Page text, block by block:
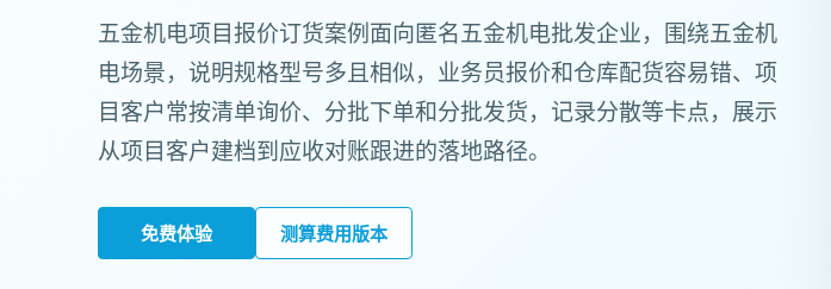
五金机电项目报价订货案例面向匿名五金机电批发企业，围绕五金机
电场景，说明规格型号多且相似，业务员报价和仓库配货容易错、项
目客户常按清单询价、分批下单和分批发货，记录分散等卡点，展示
从项目客户建档到应收对账跟进的落地路径。
免费体验 测算费用版本